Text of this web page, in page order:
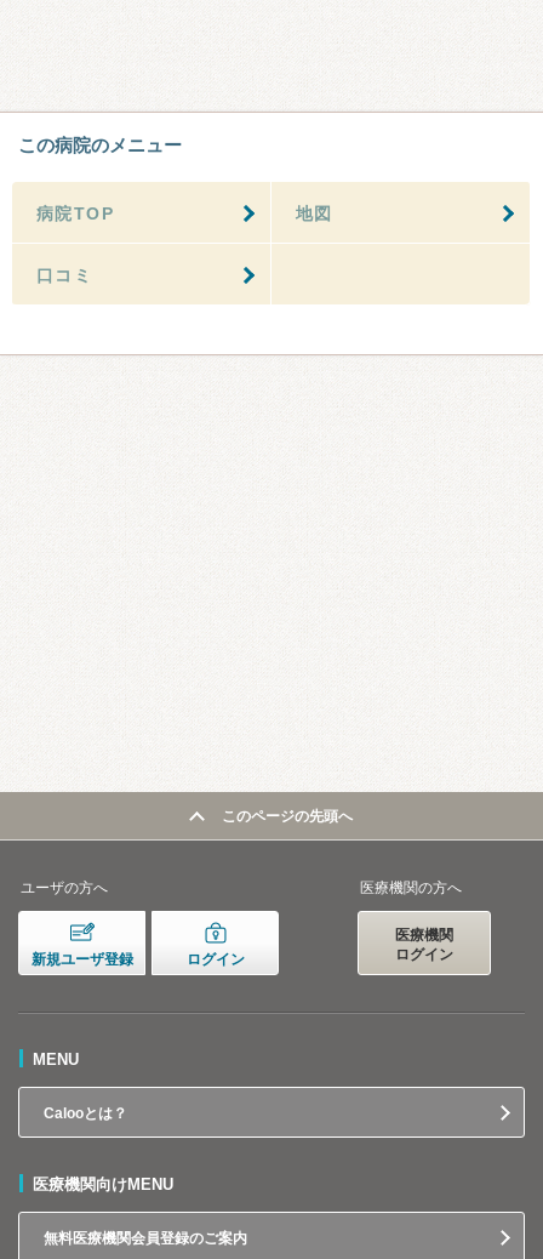
この病院のメニュー
病院TOP 地図
口コミ
このページの先頭へ
ユーザの方へ
新規ユーザ登録 ログイン
医療機関の方へ
医療機関
ログイン
MENU
Calooとは？
医療機関向けMENU
無料医療機関会員登録のご案内